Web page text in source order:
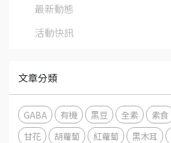
最新動態
活動快訊
文章分類
GABA 有機 黑豆 全素 素食
甘花
胡蘿蔔 紅蘿蔔 黑木耳